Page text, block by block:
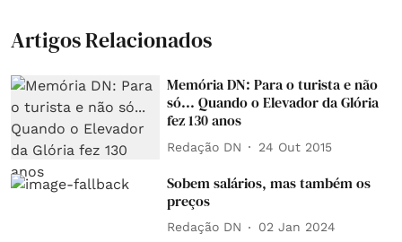
Artigos Relacionados
Memória DN: Para o turista e não
só... Quando o Elevador da Glória
fez 130 anos
Redação DN 24 Out 2015
Sobem salários, mas também os
preços
Redação DN 02 Jan 2024